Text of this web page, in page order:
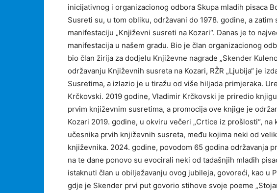
inicijativnog i organizacionog odbora Skupa mladih pisaca
Susreti su, u tom obliku, održavani do 1978. godine, a
manifestaciju „Književni susreti na Kozari“. Danas je to
manifestacija u našem gradu. Bio je član organizacionog
bio član žirija za dodjelu Književne nagrade „Skender
održavanju Književnih susreta na Kozari, RŽR „Ljubija“ je
Susretima, a izlazio je u tiražu od više hiljada primjeraka.
Krčkovski. 2019 godine, Vladimir Krčkovski je priredio
prvim književnim susretima, a promocija ove knjige je
Kozari 2019. godine, u okviru večeri „Crtice iz prošlosti“,
učesnika prvih književnih susreta, među kojima neki od
književnika. 2024. godine, povodom 65 godina održavanja
na te dane ponovo su evocirali neki od tadašnjih mladih
istaknuti član u obilježavanju ovog jubileja, govoreći, kao u
gdje je Skender prvi put govorio stihove svoje poeme